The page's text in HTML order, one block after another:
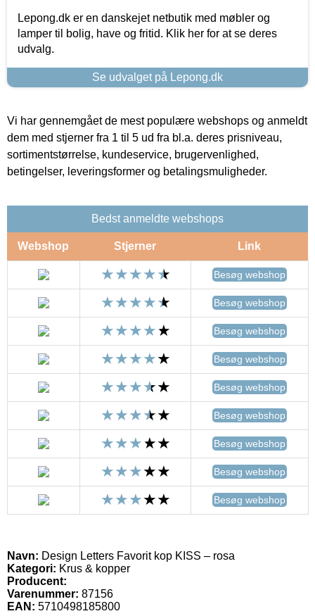
Lepong.dk er en danskejet netbutik med møbler og
lamper til bolig, have og fritid. Klik her for at se deres
udvalg.
Se udvalget på Lepong.dk
Vi har gennemgået de mest populære webshops og anmeldt
dem med stjerner fra 1 til 5 ud fra bl.a. deres prisniveau,
sortimentstørrelse, kundeservice, brugervenlighed,
betingelser, leveringsformer og betalingsmuligheder.
Bedst anmeldte webshops
Webshop Stjerner Link
Besøg webshop
Besøg webshop
Besøg webshop
Besøg webshop
Besøg webshop
Besøg webshop
Besøg webshop
Besøg webshop
Besøg webshop
Navn: Design Letters Favorit kop KISS – rosa
Kategori: Krus & kopper
Producent:
Varenummer: 87156
EAN: 5710498185800